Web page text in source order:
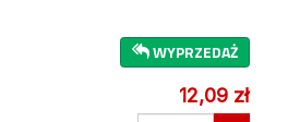
WYPRZEDAŻ
12,09 zł